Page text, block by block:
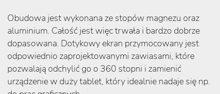
Obudowa jest wykonana ze stopów magnezu oraz
aluminium. Całość jest więc trwała i bardzo dobrze
dopasowana. Dotykowy ekran przymocowany jest
odpowiednio zaprojektowanymi zawiasami, które
pozwalają odchylić go o 360 stopni i zamienić
urządzenie w duży tablet, który idealnie nadaje się np.